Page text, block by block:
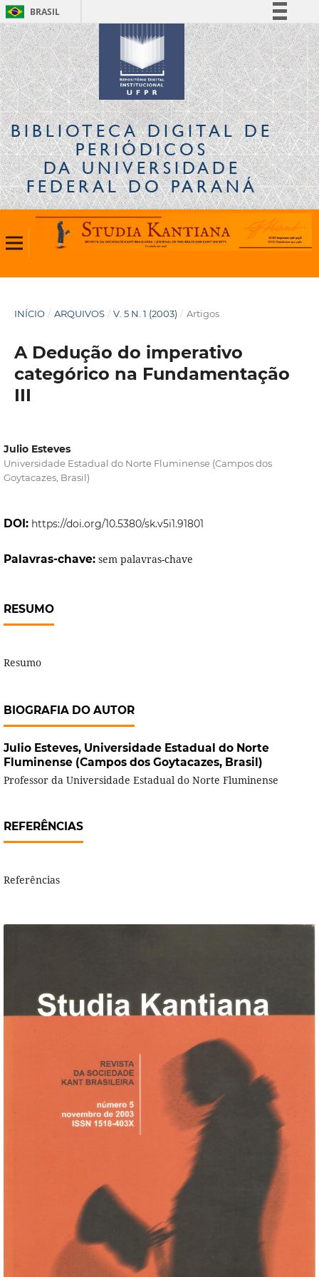
BRASIL
Simplifique!
Comunica BR
Participe
Acesso à informação
Legislação
Canais
BIBLIOTECA DIGITALDE
PERIÓDICOS
DA UNIVERSIDADE
FEDERAL DO PARANÁ
INÍCIO / ARQUIVOS / V. 5 N. 1 (2003) / Artigos
A Dedução do imperativo
categórico na Fundamentação
III
Julio Esteves
Universidade Estadual do Norte Fluminense (Campos dos
Goytacazes, Brasil)
DOI: https://doi.org/10.5380/sk.v5i1.91801
Palavras-chave: sem palavras-chave
RESUMO
Resumo
BIOGRAFIA DO AUTOR
Julio Esteves, Universidade Estadual do Norte
Fluminense (Campos dos Goytacazes, Brasil)
Professor da Universidade Estadual do Norte Fluminense
REFERÊNCIAS
Referências